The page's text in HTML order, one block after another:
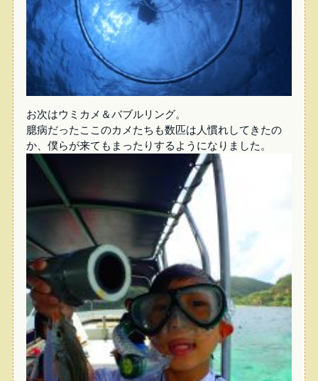
お次はウミカメ＆バブルリング。
臆病だったここのカメたちも数匹は人慣れしてきたの
か、僕らが来てもまったりするようになりました。